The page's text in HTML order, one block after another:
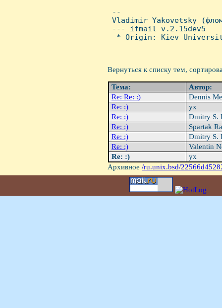
--
Vladimir Yakovetsky
--- ifmail v.2.15dev5
* Origin: Kiev
Вернуться к списку тем,
Тема:
Автор:
Re: Re: :)
Dennis
Re: :)
yx
Re: :)
Dmitry S.
Re: :)
Spartak
Re: :)
Dmitry S.
Re: :)
Valentin
Re: :)
yx
Архивное /ru.unix.bsd/